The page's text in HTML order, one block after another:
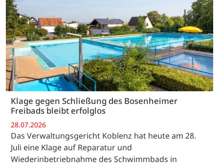
Klage gegen Schließung des Bosenheimer
Freibads bleibt erfolglos
28.07.2026
Das Verwaltungsgericht Koblenz hat heute am 28.
Juli eine Klage auf Reparatur und
Wiederinbetriebnahme des Schwimmbads in